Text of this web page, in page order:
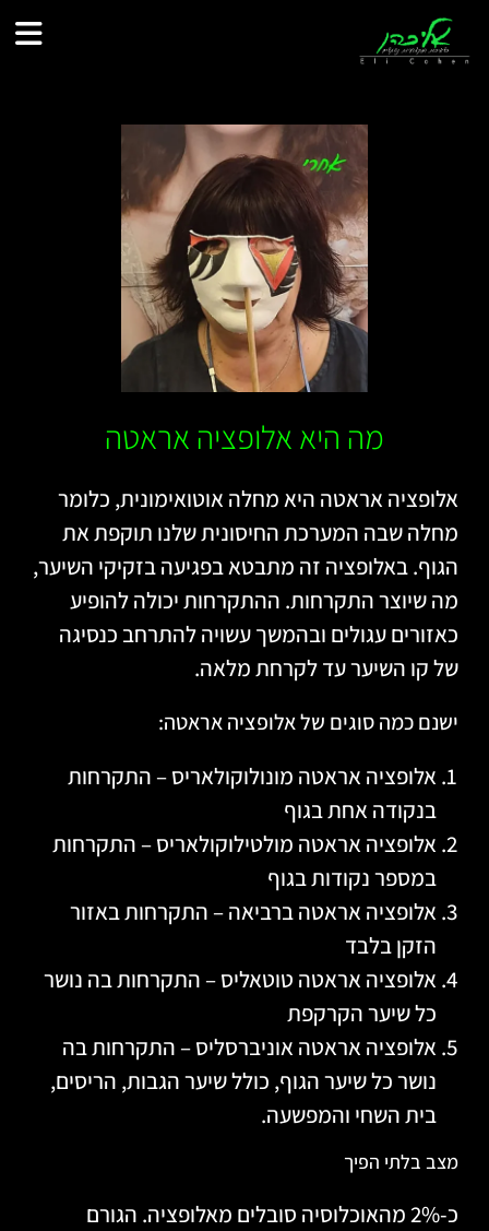
לתוכן
מה היא אלופציה אראטה
אלופציה אראטה היא מחלה אוטואימונית, כלומר
מחלה שבה המערכת החיסונית שלנו תוקפת את
הגוף. באלופציה זה מתבטא בפגיעה בזקיקי השיער,
מה שיוצר התקרחות. ההתקרחות יכולה להופיע
כאזורים עגולים ובהמשך עשויה להתרחב כנסיגה
של קו השיער עד לקרחת מלאה.
ישנם כמה סוגים של אלופציה אראטה:
אלופציה אראטה מונולוקולאריס – התקרחות
בנקודה אחת בגוף
אלופציה אראטה מולטילוקולאריס – התקרחות
במספר נקודות בגוף
אלופציה אראטה ברביאה – התקרחות באזור
הזקן בלבד
אלופציה אראטה טוטאליס – התקרחות בה נושר
כל שיער הקרקפת
אלופציה אראטה אוניברסליס – התקרחות בה
נושר כל שיער הגוף, כולל שיער הגבות, הריסים,
בית השחי והמפשעה.
מצב בלתי הפיך
כ-2% מהאוכלוסיה סובלים מאלופציה. הגורם